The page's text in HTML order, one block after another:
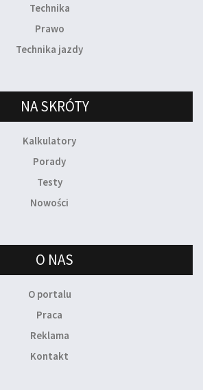
Technika
Prawo
Technika jazdy
NA SKRÓTY
Kalkulatory
Porady
Testy
Nowości
O NAS
O portalu
Praca
Reklama
Kontakt